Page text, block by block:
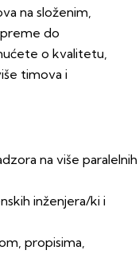
na složenim,
do
o kvalitetu,
timova i
na više paralelnih
inženjera/ki i
propisima,